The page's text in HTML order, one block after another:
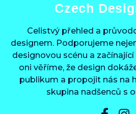
Czech
Celistvý přehled a
designem. Podporujeme
designovou scénu a
oni věříme, že design
publikum a propojit nás na
skupina nadšenců s